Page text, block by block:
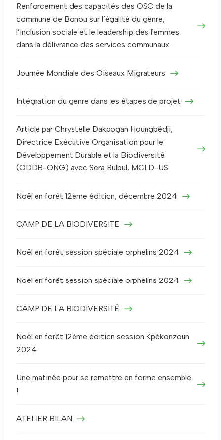
Renforcement des capacités des OSC de la
commune de Bonou sur l’égalité du genre,
l’inclusion sociale et le leadership des femmes
dans la délivrance des services communaux.
Journée Mondiale des Oiseaux Migrateurs
Intégration du genre dans les étapes de projet
Article par Chrystelle Dakpogan Houngbédji,
Directrice Exécutive Organisation pour le
Développement Durable et la Biodiversité
(ODDB-ONG) avec Sera Bulbul, MCLD-US
Noël en forêt 12ème édition, décembre 2024
CAMP DE LA BIODIVERSITE
Noël en forêt session spéciale orphelins 2024
Noël en forêt session spéciale orphelins 2024
CAMP DE LA BIODIVERSITÉ
Noël en forêt 12ème édition session Kpékonzoun
2024
Une matinée pour se remettre en forme ensemble
!
ATELIER BILAN